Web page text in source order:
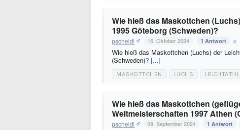
Wie hieß das Maskottchen
1995 Göteborg (Schweden)?
pscheidl 16. Oktober 2024 1 Antwort
Wie hieß das Maskottchen (Luchs) der
(Schweden)? [...]
MASKOTTCHEN LUCHS
Wie hieß das Maskottchen
Weltmeisterschaften 1997 Athen
pscheidl 09. September 2024 1 Antwort